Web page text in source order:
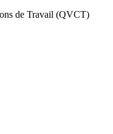
de Travail (QVCT)